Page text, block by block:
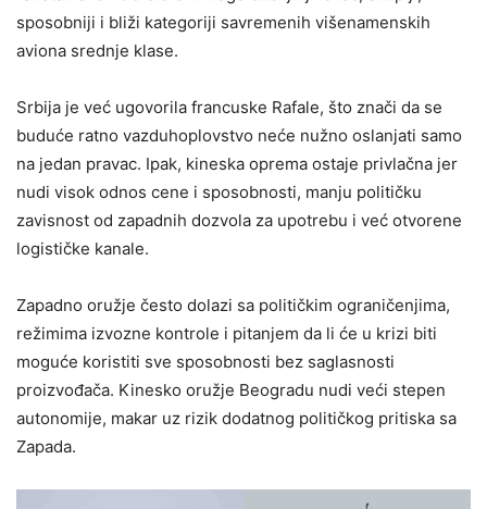
sposobniji i bliži kategoriji savremenih višenamenskih
aviona srednje klase.
Srbija je već ugovorila francuske Rafale, što znači da se
buduće ratno vazduhoplovstvo neće nužno oslanjati samo
na jedan pravac. Ipak, kineska oprema ostaje privlačna jer
nudi visok odnos cene i sposobnosti, manju političku
zavisnost od zapadnih dozvola za upotrebu i već otvorene
logističke kanale.
Zapadno oružje često dolazi sa političkim ograničenjima,
režimima izvozne kontrole i pitanjem da li će u krizi biti
moguće koristiti sve sposobnosti bez saglasnosti
proizvođača. Kinesko oružje Beogradu nudi veći stepen
autonomije, makar uz rizik dodatnog političkog pritiska sa
Zapada.